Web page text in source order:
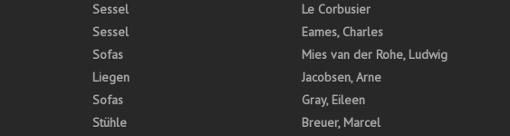
Sessel
Sessel
Sofas
Liegen
Sofas
Stühle
Le Corbusier
Eames, Charles
Mies van der Rohe, Ludwig
Jacobsen, Arne
Gray, Eileen
Breuer, Marcel